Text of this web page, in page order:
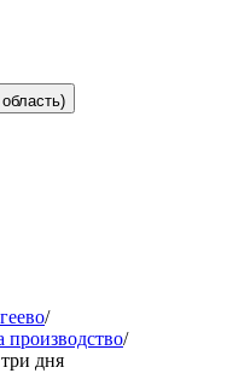
/
производство/
дня